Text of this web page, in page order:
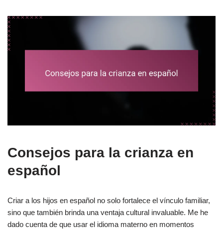
Consejos para la crianza en
español
Criar a los hijos en español no solo fortalece el vínculo familiar,
sino que también brinda una ventaja cultural invaluable. Me he
dado cuenta de que usar el idioma materno en momentos